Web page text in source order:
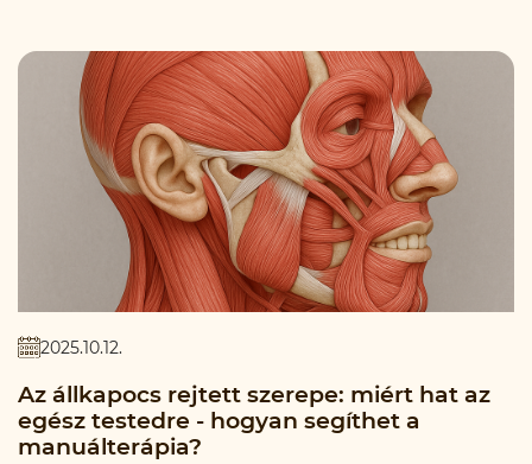
2025.10.12.
Az állkapocs rejtett szerepe: miért hat az
egész testedre - hogyan segíthet a
manuálterápia?